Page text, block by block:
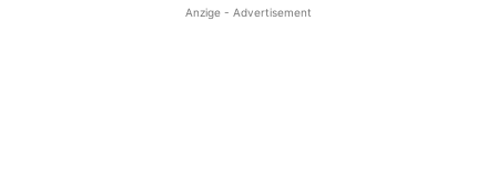
Anzige - Advertisement